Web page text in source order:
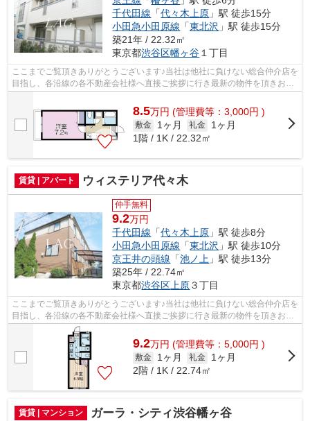
千代田線 「代々木上原 」駅 徒歩15分
小田急小田原線 「東北沢 」駅 徒歩15分
築21年 / 22.32㎡
東京都渋谷区幡ヶ谷 １丁目
ここまでご覧頂きありがとうございます♪当社は他社に負けない総合仲介店を
目指し、各沿線の各不動産会社様へ直接ご挨拶に行き最新の物件を頂きお客
8.5万円 (管理費等：3,000円 )
敷金 1ヶ月 礼金
1ヶ月
1階 / 1K / 22.32㎡
賃貸 | アパート ウィステリア代々木
仲手無料
9.2万円
千代田線 「代々木上原 」駅 徒歩8分
小田急小田原線 「東北沢 」駅 徒歩10分
京王井の頭線 「池ノ上 」駅 徒歩13分
築25年 / 22.74㎡
東京都渋谷区 上原３丁目
ここまでご覧頂きありがとうございます♪当社は他社に負けない総合仲介店を
目指し、各沿線の各不動産会社様へ直接ご挨拶に行き最新の物件を頂きお客
様へ提供しております！最新の情報は...
9.2万円 (管理費等：5,000円 )
敷金 1ヶ月 礼金
1ヶ月
2階 / 1K / 22.74㎡
賃貸 | マンション ガーラ・シティ渋谷幡ヶ谷